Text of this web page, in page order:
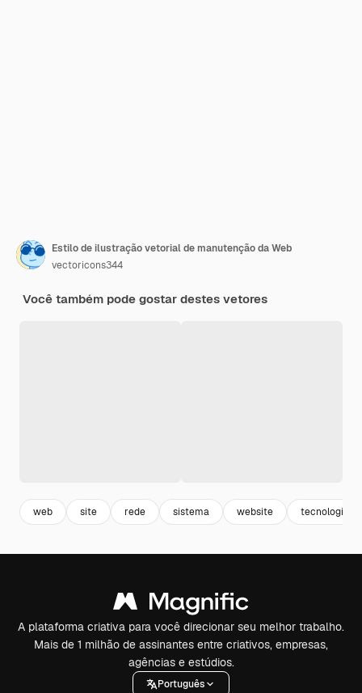
Estilo de ilustração vetorial de manutenção da Web
vectoricons344
Você também pode gostar destes vetores
web site rede sistema website tecnologia
A plataforma criativa para você direcionar seu melhor trabalho.
Mais de 1 milhão de assinantes entre criativos, empresas,
agências e estúdios.
Português